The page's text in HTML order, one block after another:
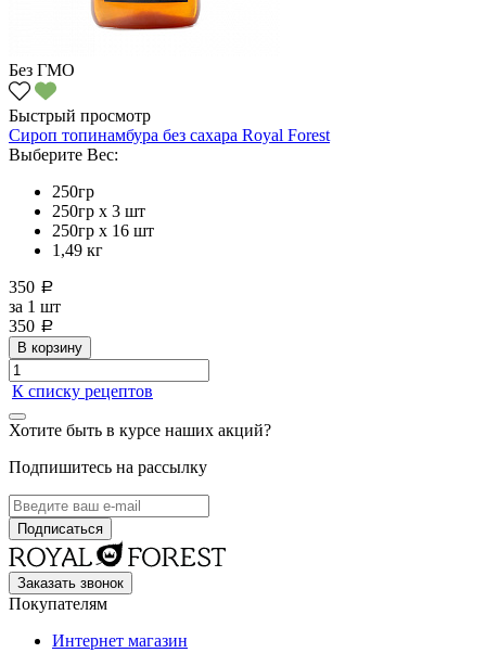
Без ГМО
Быстрый просмотр
Сироп топинамбура без сахара Royal Forest
Выберите Вес:
250гр
250гр х 3 шт
250гр х 16 шт
1,49 кг
350 a
за 1 шт
350 a
В корзину
К списку рецептов
Хотите быть в курсе наших акций?
Подпишитесь на рассылку
Заказать звонок
Покупателям
Интернет магазин